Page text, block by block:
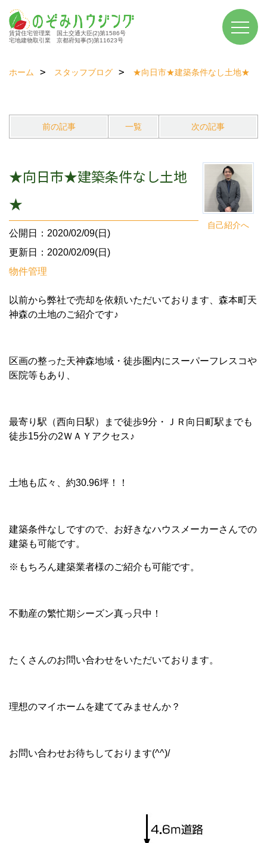
賃貸住宅管理業 国土交通大臣(2)第1586号
宅地建物取引業 京都府知事(5)第11623号
ホーム スタッフブログ ★向日市★建築条件なし土地★
前の記事 一覧 次の記事
自己紹介へ
★向日市★建築条件なし土地
★
公開日：2020/02/09(日)
更新日：2020/02/09(日)
物件管理
以前から弊社で売却を依頼いただいております、森本町天
神森の土地のご紹介です♪
区画の整った天神森地域・徒歩圏内にスーパーフレスコや
医院等もあり、
最寄り駅（西向日駅）まで徒歩9分・ＪＲ向日町駅までも
徒歩15分の2ＷＡＹアクセス♪
土地も広々、約30.96坪！！
建築条件なしですので、お好きなハウスメーカーさんでの
建築も可能です。
※もちろん建築業者様のご紹介も可能です。
不動産の繁忙期シーズン真っ只中！
たくさんのお問い合わせをいただいております。
理想のマイホームを建ててみませんか？
お問い合わせお待ちしております(^^)/